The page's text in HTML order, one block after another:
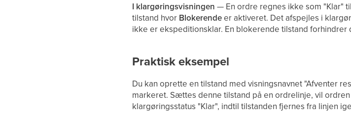
I klargøringsvisningen — En ordre regnes ikke som "Klar"
tilstand hvor Blokerendeer aktiveret. Det afspejles i
ikke er ekspeditionsklar. En blokerende tilstand
Praktisk eksempel
Du kan oprette en tilstand med visningsnavnet "Afventer
markeret. Sættes denne tilstand på en ordrelinje, vil
klargøringsstatus "Klar", indtil tilstanden fjernes fra linjen